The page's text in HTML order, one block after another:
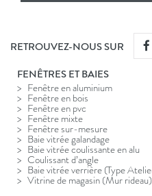
RETROUVEZ-NOUS SUR
FENÊTRES ET BAIES
Fenêtre en aluminium
Fenêtre en bois
Fenêtre en pvc
Fenêtre mixte
Fenêtre sur-mesure
Baie vitrée galandage
Baie vitrée coulissante en alu
Coulissant d’angle
Baie vitrée verrière (Type
Vitrine de magasin (Mur rideau)